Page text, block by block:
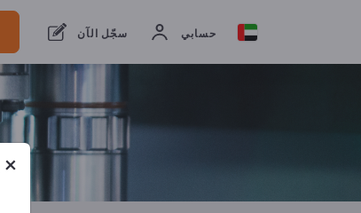
سجّل الآن حسابي من المصدرين من المصنعين12
×